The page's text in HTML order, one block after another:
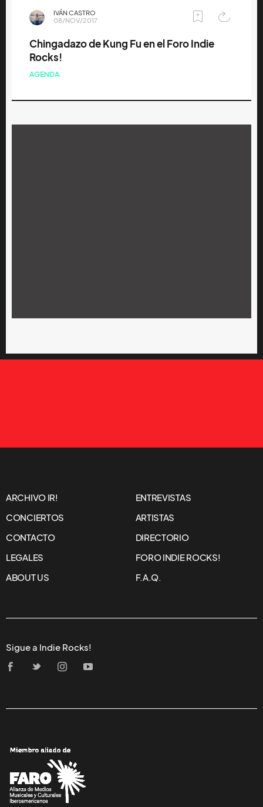
IVÁN CASTRO
08/NOV/2017
Chingadazo de Kung Fu en el Foro Indie
Rocks!
AGENDA
ARCHIVO IR!
ENTREVISTAS
CONCIERTOS
ARTISTAS
CONTACTO
DIRECTORIO
LEGALES
FORO INDIE ROCKS!
ABOUT US
F.A.Q.
Sigue a Indie Rocks!